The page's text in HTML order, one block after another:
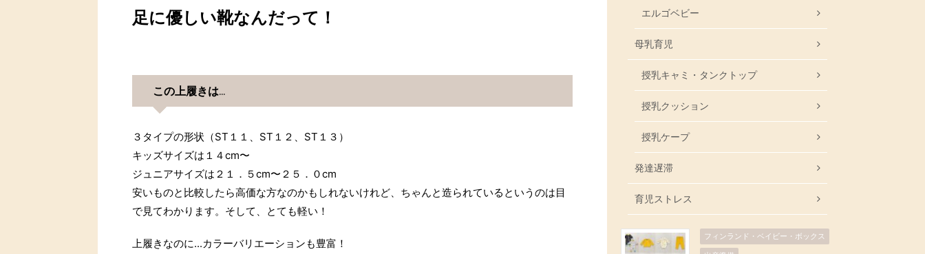
足に優しい靴なんだって！
この上履きは...
３タイプの形状（ST１１、ST１２、ST１３）
キッズサイズは１４cm〜
ジュニアサイズは２１．５cm〜２５．０cm
安いものと比較したら高価な方なのかもしれないけれど、ちゃんと造られているというのは目
で見てわかります。そして、とても軽い！
上履きなのに...カラーバリエーションも豊富！
エルゴベビー
母乳育児
授乳キャミ・タンクトップ
授乳クッション
授乳ケープ
発達遅滞
育児ストレス
フィンランド・ベイビー・ボックス